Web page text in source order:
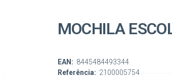
MOCHILA
Referência: 2100005754
EAN: 8445484493344